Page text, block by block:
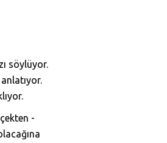
söylüyor.
-